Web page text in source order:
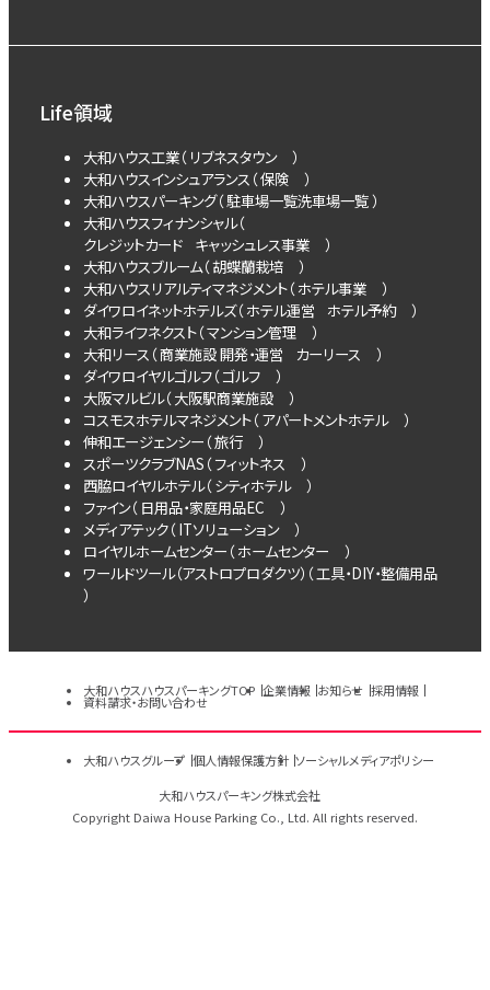
Life領域
大和ハウス工業（ リブネスタウン
）
大和ハウスインシュアランス（保険
）
大和ハウスパーキング（駐車場一覧洗車場一覧 ）
大和ハウスフィナンシャル（
クレジットカード キャッシュレス事業
）
大和ハウスブルーム（胡蝶蘭栽培
）
大和ハウスリアルティマネジメント（ ホテル事業
）
ダイワロイネットホテルズ（ ホテル運営 ホテル予約
）
大和ライフネクスト（マンション管理
）
大和リース（商業施設 開発・運営 カーリース
）
ダイワロイヤルゴルフ（ ゴルフ
）
大阪マルビル（ 大阪駅商業施設
）
コスモスホテルマネジメント（ アパートメントホテル
）
伸和エージェンシー（旅行
）
スポーツクラブNAS（ フィットネス
）
西脇ロイヤルホテル（ シティホテル
）
ファイン（ 日用品・家庭用品EC
）
メディアテック（ ITソリューション
）
ロイヤルホームセンター（ ホームセンター
）
ワールドツール（アストロプロダクツ）（ 工具・DIY・整備用品
）
大和ハウスハウスパーキングTOP 企業情報 お知らせ 採用情報
資料請求・お問い合わせ
大和ハウスグループ 個人情報保護方針 ソーシャルメディアポリシー
大和ハウスパーキング株式会社
Copyright Daiwa House Parking Co., Ltd. All rights reserved.